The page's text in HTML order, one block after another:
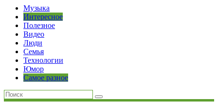
Музыка
Интересное
Полезное
Видео
Люди
Семья
Технологии
Юмор
Самое разное